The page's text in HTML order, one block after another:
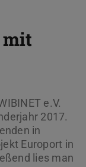
mit
e.V.
2017.
in
Europort in
lies man